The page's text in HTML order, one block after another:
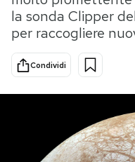
Tecnologia
Internet
Scienza
Cultura
Economia
la sonda Clipper
per raccogliere
Condividi